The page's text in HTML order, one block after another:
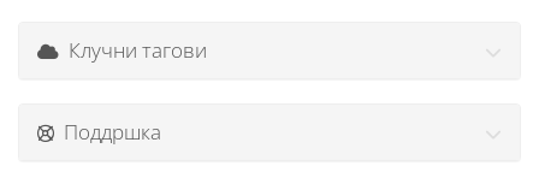
Клучни тагови
Поддршка